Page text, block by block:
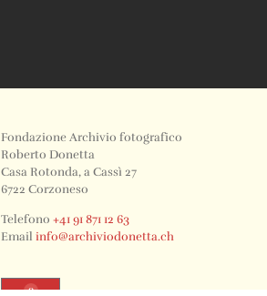
Fondazione Archivio fotografico
Roberto Donetta
Casa Rotonda, a Cassì 27
6722 Corzoneso
Telefono+41 91 871 12 63
Emailinfo@archiviodonetta.ch
0